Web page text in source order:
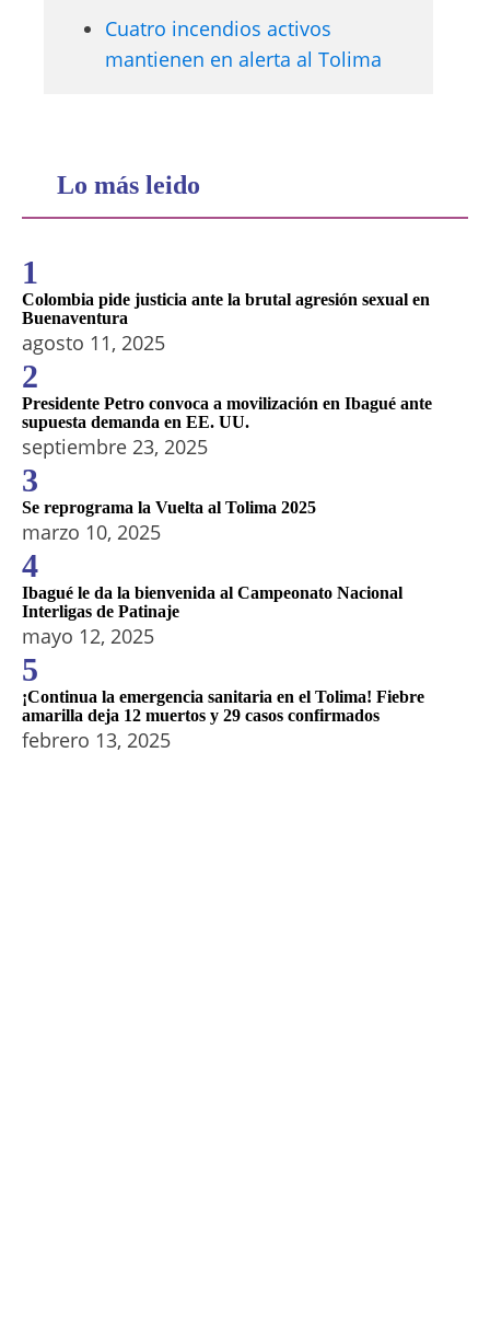
Cuatro incendios activos
mantienen en alerta al Tolima
Lo más leido
1
Colombia pide justicia ante la brutal agresión sexual en
Buenaventura
agosto 11, 2025
2
Presidente Petro convoca a movilización en Ibagué ante
supuesta demanda en EE. UU.
septiembre 23, 2025
3
Se reprograma la Vuelta al Tolima 2025
marzo 10, 2025
4
Ibagué le da la bienvenida al Campeonato Nacional
Interligas de Patinaje
mayo 12, 2025
5
¡Continua la emergencia sanitaria en el Tolima! Fiebre
amarilla deja 12 muertos y 29 casos confirmados
febrero 13, 2025